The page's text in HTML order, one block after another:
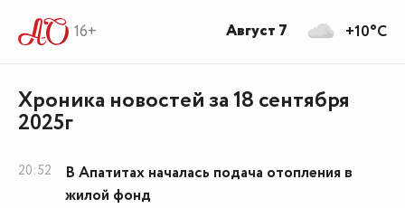
16+
Хроника новостей за 18 сентября
2025г
20:52
В Апатитах началась подача отопления в
жилой фонд
+10°C
Август 7